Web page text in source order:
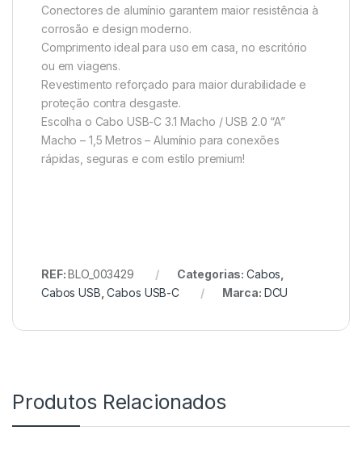
Conectores de alumínio garantem maior resistência à
corrosão e design moderno.
Comprimento ideal para uso em casa, no escritório
ou em viagens.
Revestimento reforçado para maior durabilidade e
proteção contra desgaste.
Escolha o Cabo USB-C 3.1 Macho / USB 2.0 “A”
Macho – 1,5 Metros – Alumínio para conexões
rápidas, seguras e com estilo premium!
REF:BLO_003429 Categorias: Cabos
Cabos USB ,Cabos USB-C Marca: DCU
Produtos Relacionados